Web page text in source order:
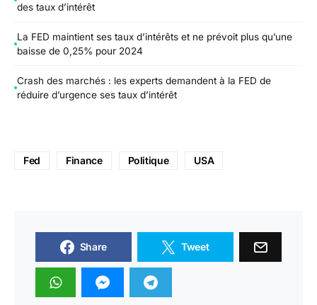
des taux d’intérêt
La FED maintient ses taux d’intérêts et ne prévoit plus qu’une
baisse de 0,25% pour 2024
Crash des marchés : les experts demandent à la FED de
réduire d’urgence ses taux d’intérêt
Fed Finance Politique USA
Share Tweet